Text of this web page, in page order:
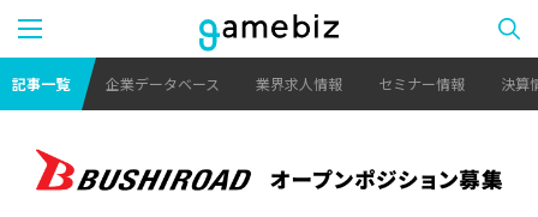
記事一覧 企業データベース 業界求人情報 セミナー情報 決算